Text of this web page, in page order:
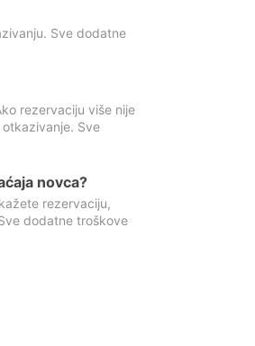
Sve dodatne
rezervaciju više nije
Sve
novca?
rezervaciju,
dodatne troškove